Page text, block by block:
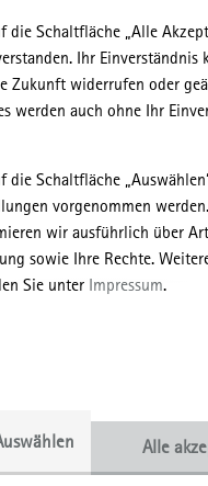
die Schaltfläche „Alle
Ihr Einverständnis
Zukunft widerrufen oder
werden auch ohne Ihr
die Schaltfläche
vorgenommen
wir ausführlich über
sowie Ihre Rechte.
Sie unter Impressum.
Alle
werden und c) für
Die kumulative
und post-koloniale
in Afrika
von Dr. Jana Kleibert am
Universität zu Berlin
M., Rottleb, T., & Bobée, A. (2023).